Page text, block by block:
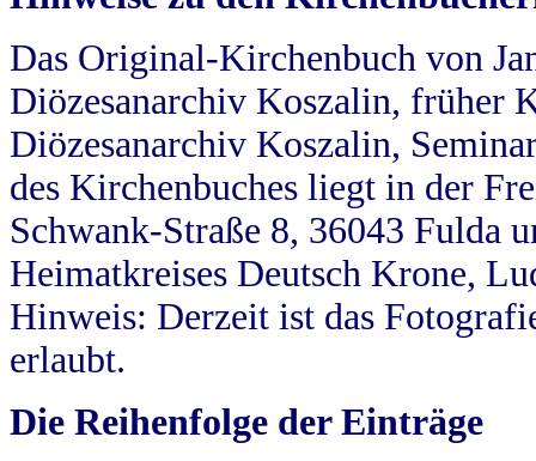
Das Original-Kirchenbuch von
Diözesanarchiv Koszalin, früher
Diözesanarchiv Koszalin,
des Kirchenbuches liegt in der
Schwank-Straße 8, 36043 Fulda
Heimatkreises Deutsch Krone,
Hinweis: Derzeit ist das
erlaubt.
Die Reihenfolge der Einträge